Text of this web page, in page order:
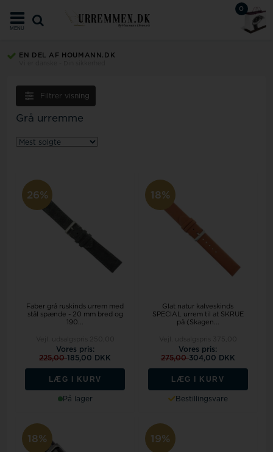
0
MENU
EN DEL AF HOUMANN.DK
Filtrer visning
Grå urremme
26%
Faber grå ruskinds urrem med
stål spænde - 20 mm bred og
190...
Vores pris:
225,00185,00 DKK
LÆG I KURV
På lager
18%
Glat natur kalveskinds
SPECIAL urrem til at SKRUE
på (Skagen...
Vores pris:
275,00304,00 DKK
LÆG I KURV
Bestillingsvare
18% 19%